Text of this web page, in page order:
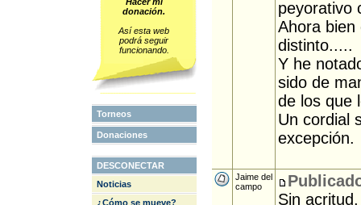
donación.
Así esta web
podrá seguir
funcionando.
Torneos
Donaciones
DESCONECTAR
Noticias
¿Cómo se mueve?
peyorativo
Ahora
distinto.....
Y he
sido de
de los que
Un cordial
excepción.
Jaime del
campo
Sin